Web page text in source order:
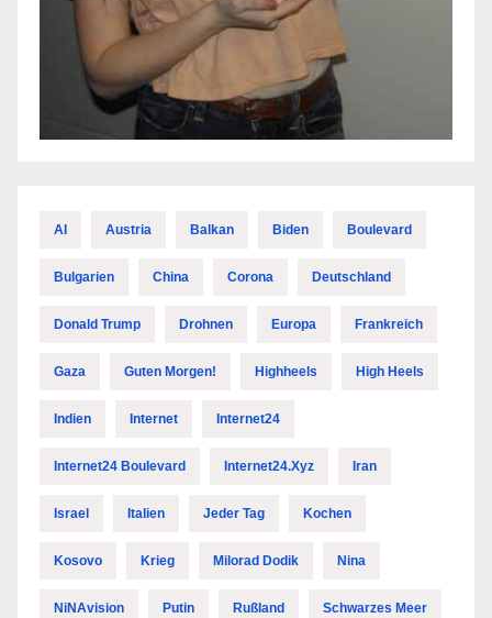
AI Austria Balkan Biden Boulevard
Bulgarien China Corona Deutschland
Donald Trump Drohnen Europa Frankreich
Gaza Guten Morgen! Highheels High Heels
Indien Internet Internet24
Internet24 Boulevard Internet24.xyz Iran
Israel Italien Jeder Tag Kochen
Kosovo Krieg Milorad Dodik Nina
NiNAvision Putin Rußland Schwarzes Meer